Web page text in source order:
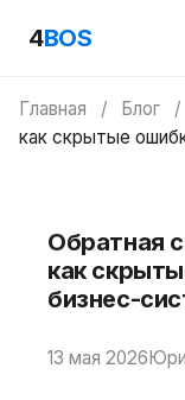
4BOS
Главная / Блог /
как скрытые
Обратная
как
бизнес-
13 мая 2026